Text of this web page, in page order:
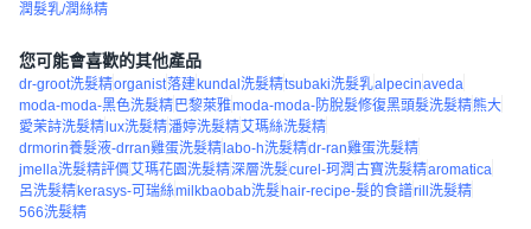
潤髮乳/潤絲精
您可能會喜歡的其他產品
dr-groot洗髮精organist落建 kundal洗髮精tsubaki洗髮乳alpecinaveda
moda-moda-黑色洗髮精 巴黎萊雅moda-moda-防脫髮修復黑頭髮洗髮精熊大
愛茉詩洗髮精 lux洗髮精潘婷洗髮精艾瑪絲洗髮精
drmorin養髮液-drran雞蛋洗髮精 labo-h洗髮精dr-ran雞蛋洗髮精
jmella洗髮精評價 艾瑪花園洗髮精深層洗髮curel-珂潤古寶洗髮精aromatica
呂洗髮精 kerasys-可瑞絲milkbaobab洗髮 hair-recipe-髮的食譜rill洗髮精
566洗髮精